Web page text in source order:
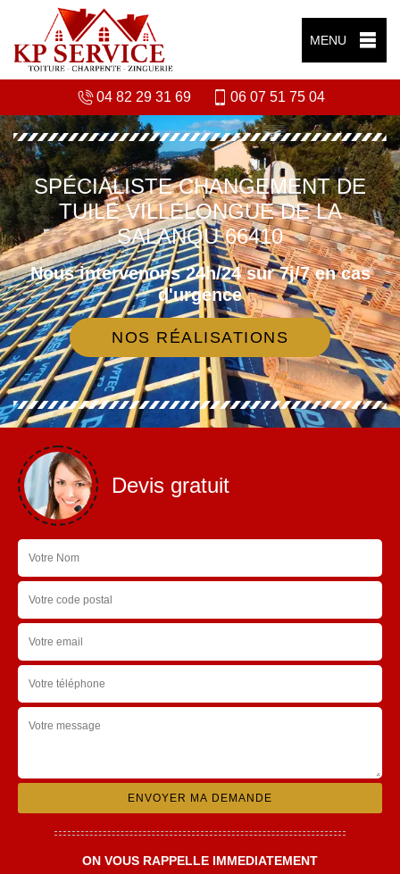
MENU
04 82 29 31 69 06 07 51 75 04
SPÉCIALISTE CHANGEMENT DE
TUILE VILLELONGUE DE LA
SALANQU 66410
Nous intervenons 24h/24 sur 7j/7 en cas
d'urgence
NOS RÉALISATIONS
Devis gratuit
ON VOUS RAPPELLE IMMEDIATEMENT